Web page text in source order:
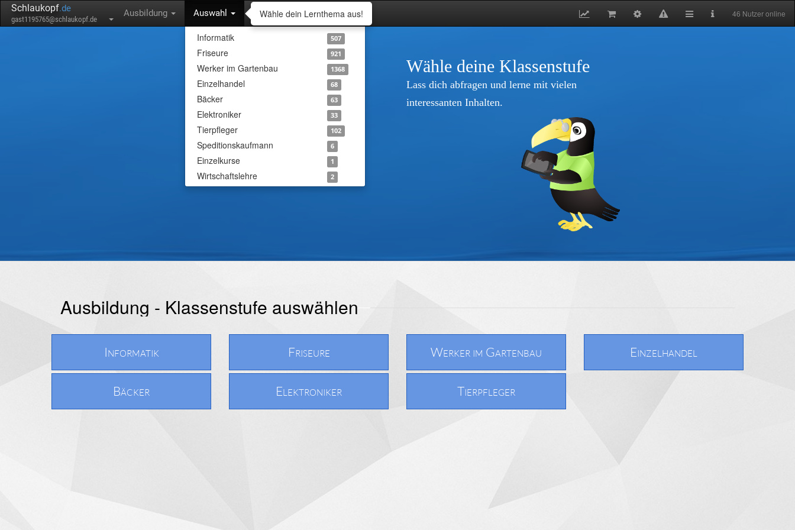
Schlaukopf.de
gast1195765@schlaukopf.de
Ausbildung Auswahl
Informatik 507
Friseure 921
Werker im Gartenbau 1368
Einzelhandel 68
Bäcker 63
Elektroniker 33
Tierpfleger 102
Speditionskaufmann 6
Einzelkurse 1
Wirtschaftslehre 2
46 Nutzer online
Wähle deine Klassenstufe
Lass dich abfragen und lerne mit vielen
interessanten Inhalten.
Ausbildung - Klassenstufe auswählen
Informatik Friseure Werker im Gartenbau Einzelhandel
Bäcker Elektroniker Tierpfleger
Wähle dein Lernthema aus!